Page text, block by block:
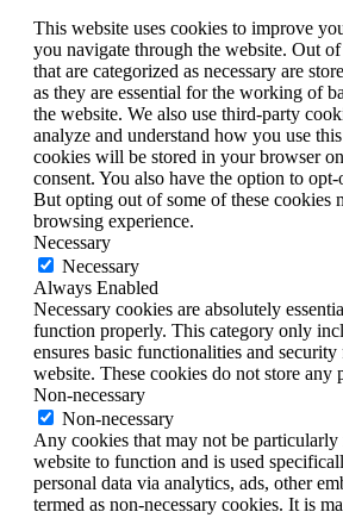
This website uses cookies to improve
you navigate through the website. Out
that are categorized as necessary are
as they are essential for the working of
the website. We also use third-party
analyze and understand how you use
cookies will be stored in your browser
consent. You also have the option to
But opting out of some of these cookies
browsing experience.
Necessary
Necessary
Always Enabled
Necessary cookies are absolutely
function properly. This category only
ensures basic functionalities and security
website. These cookies do not store any
Non-necessary
Non-necessary
Any cookies that may not be particularly
website to function and is used
personal data via analytics, ads, other
termed as non-necessary cookies. It is